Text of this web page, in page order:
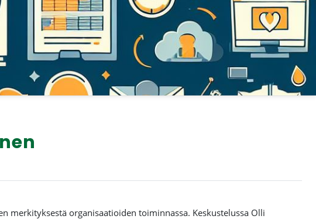
organisaatioiden toiminnassa. Keskustelussa Olli